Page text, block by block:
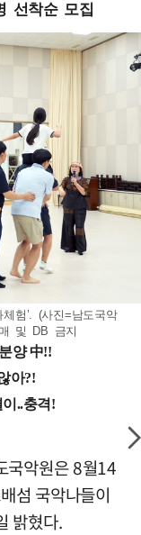
선착순 모집
험’. (사진=남도국악
및 DB 금지
국악원은 8월14
섬 국악나들이
밝혔다.